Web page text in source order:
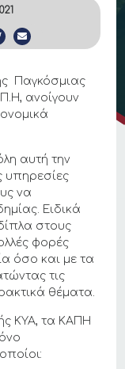
Παγκόσμιας
ανοίγουν
αυτή την
υπηρεσίες
να
Ειδικά
στους
φορές
όσο και με τα
τις
θέματα.
ΚΥΑ, τα ΚΑΠΗ